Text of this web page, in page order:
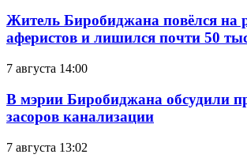
Житель Биробиджана повёлся на
аферистов и лишился почти 50
7 августа 14:00
В мэрии Биробиджана обсудили
засоров канализации
7 августа 13:02